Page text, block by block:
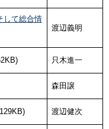
して総合情
渡辺義明
只木進一
森田譲
渡辺健次